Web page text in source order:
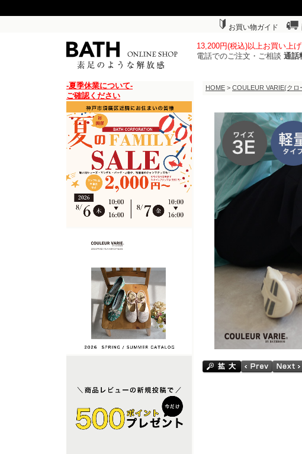
お買い物ガイド
13,200円(税込)以上お買い上
電話でのご注文・ご相談 通話
-夏季休業について-
ご確認ください
HOME > COULEUR VARIE(クロ